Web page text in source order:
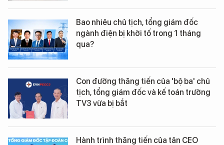
Bao nhiêu chủ tịch, tổng giám đốc
ngành điện bị khởi tố trong 1 tháng
qua?
Con đường thăng tiến của 'bộ ba' chủ
tịch, tổng giám đốc và kế toán trưởng
TV3 vừa bị bắt
Hành trình thăng tiến của tân CEO